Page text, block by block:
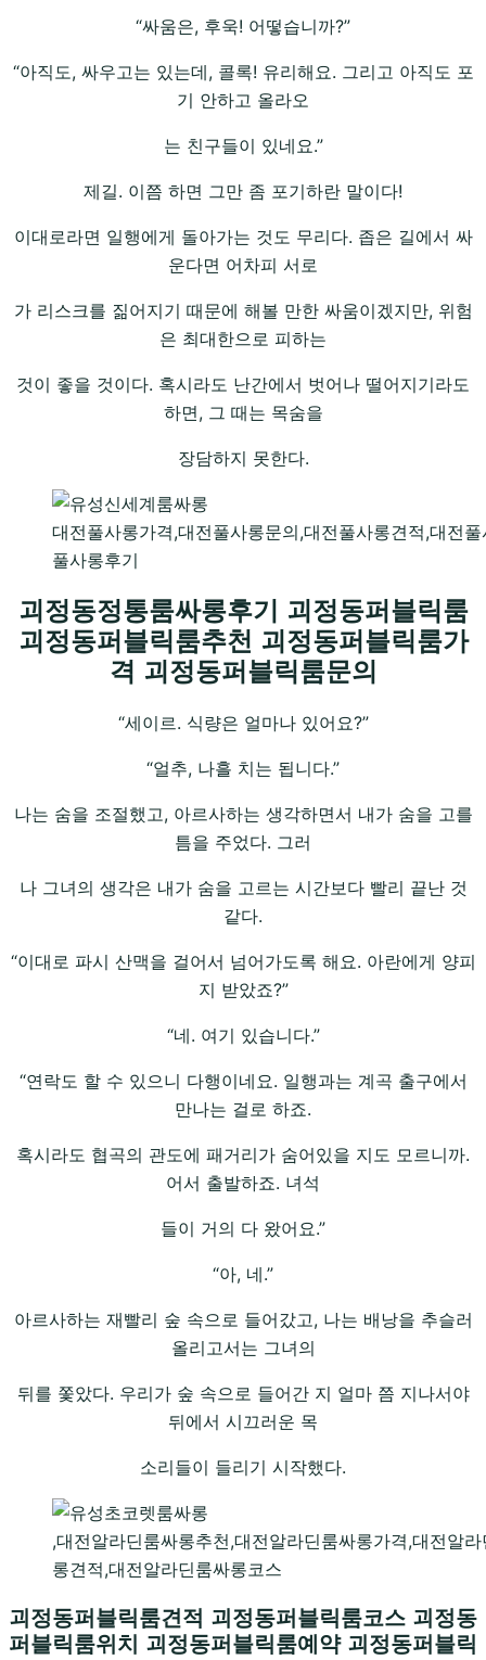
“싸움은, 후욱! 어떻습니까?”
“아직도, 싸우고는 있는데, 콜록! 유리해요. 그리고 아직도 포
기 안하고 올라오
는 친구들이 있네요.”
제길. 이쯤 하면 그만 좀 포기하란 말이다!
이대로라면 일행에게 돌아가는 것도 무리다. 좁은 길에서 싸
운다면 어차피 서로
가 리스크를 짊어지기 때문에 해볼 만한 싸움이겠지만, 위험
은 최대한으로 피하는
것이 좋을 것이다. 혹시라도 난간에서 벗어나 떨어지기라도
하면, 그 때는 목숨을
장담하지 못한다.
대전풀사롱가격,대전풀사롱문의,대전풀사롱견적,대전
풀사롱후기
괴정동정통룸싸롱후기 괴정동퍼블릭룸
괴정동퍼블릭룸추천 괴정동퍼블릭룸가
격 괴정동퍼블릭룸문의
“세이르. 식량은 얼마나 있어요?”
“얼추, 나흘 치는 됩니다.”
나는 숨을 조절했고, 아르사하는 생각하면서 내가 숨을 고를
틈을 주었다. 그러
나 그녀의 생각은 내가 숨을 고르는 시간보다 빨리 끝난 것
같다.
“이대로 파시 산맥을 걸어서 넘어가도록 해요. 아란에게 양피
지 받았죠?”
“네. 여기 있습니다.”
“연락도 할 수 있으니 다행이네요. 일행과는 계곡 출구에서
만나는 걸로 하죠.
혹시라도 협곡의 관도에 패거리가 숨어있을 지도 모르니까.
어서 출발하죠. 녀석
들이 거의 다 왔어요.”
“아, 네.”
아르사하는 재빨리 숲 속으로 들어갔고, 나는 배낭을 추슬러
올리고서는 그녀의
뒤를 쫓았다. 우리가 숲 속으로 들어간 지 얼마 쯤 지나서야
뒤에서 시끄러운 목
소리들이 들리기 시작했다.
,대전알라딘룸싸롱추천,대전알라딘룸싸롱가격,대전알
롱견적,대전알라딘룸싸롱코스
괴정동퍼블릭룸견적 괴정동퍼블릭룸코스 괴정동
퍼블릭룸위치 괴정동퍼블릭룸예약 괴정동퍼블릭